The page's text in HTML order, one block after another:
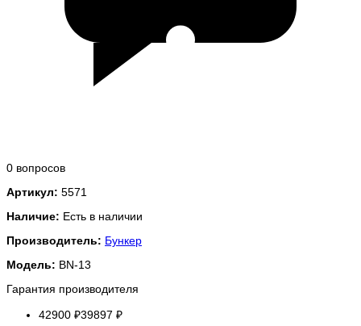
0 вопросов
Артикул: 5571
Наличие: Есть в наличии
Производитель: Бункер
Модель: BN-13
Гарантия производителя
42900 ₽39897 ₽